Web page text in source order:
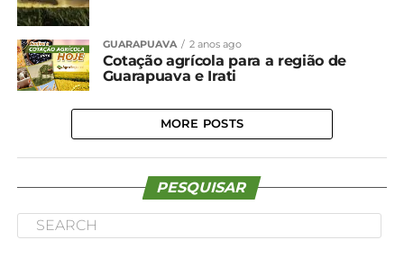
GUARAPUAVA 2 anos ago
Cotação agrícola para a região de
Guarapuava e Irati
MORE POSTS
PESQUISAR